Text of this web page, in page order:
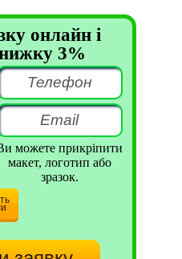
онлайн і
3%
можете прикріпити
макет, логотип або
зразок.